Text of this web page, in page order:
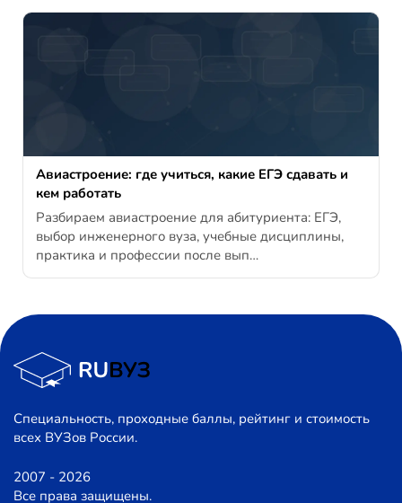
Авиастроение: где учиться, какие ЕГЭ сдавать и
кем работать
Разбираем авиастроение для абитуриента: ЕГЭ,
выбор инженерного вуза, учебные дисциплины,
практика и профессии после вып…
Специальность, проходные баллы, рейтинг и стоимость
всех ВУЗов России.
2007 - 2026
Все права защищены.